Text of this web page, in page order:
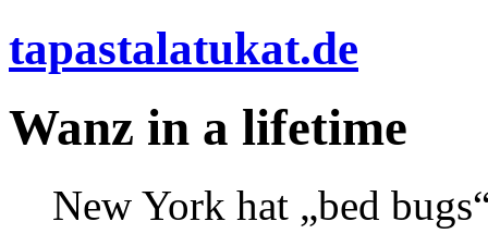
tapastalatukat.de
Wanz in a lifetime
New York hat „bed